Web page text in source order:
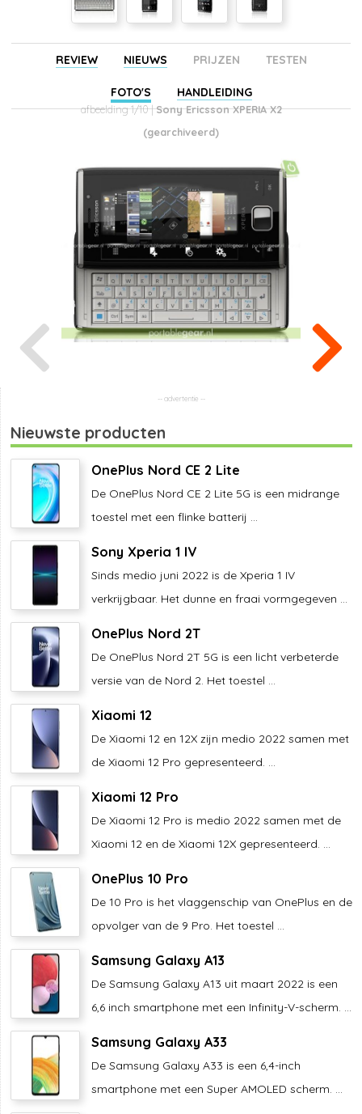
REVIEW NIEUWS PRIJZEN TESTEN
FOTO'S HANDLEIDING
afbeelding 1/10 |Sony Ericsson XPERIA X2
(gearchiveerd)
Nieuwste producten
OnePlus Nord CE 2 Lite
De OnePlus Nord CE 2 Lite 5G is een midrange
toestel met een flinke batterij ...
Sony Xperia 1 IV
Sinds medio juni 2022 is de Xperia 1 IV
verkrijgbaar. Het dunne en fraai vormgegeven ...
OnePlus Nord 2T
De OnePlus Nord 2T 5G is een licht verbeterde
versie van de Nord 2. Het toestel ...
Xiaomi 12
De Xiaomi 12 en 12X zijn medio 2022 samen met
de Xiaomi 12 Pro gepresenteerd. ...
Xiaomi 12 Pro
De Xiaomi 12 Pro is medio 2022 samen met de
Xiaomi 12 en de Xiaomi 12X gepresenteerd. ...
OnePlus 10 Pro
De 10 Pro is het vlaggenschip van OnePlus en de
opvolger van de 9 Pro. Het toestel ...
Samsung Galaxy A13
De Samsung Galaxy A13 uit maart 2022 is een
6,6 inch smartphone met een Infinity-V-scherm. ...
Samsung Galaxy A33
De Samsung Galaxy A33 is een 6,4-inch
smartphone met een Super AMOLED scherm. ...